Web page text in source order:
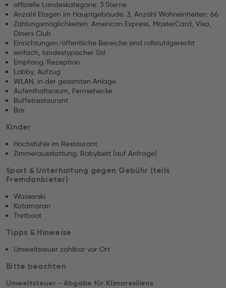
offizielle Landeskategorie: 3 Sterne
Anzahl Etagen im Hauptgebäude: 3, Anzahl Wohneinheiten: 66
Zahlungsmöglichkeiten: American Express, MasterCard, Visa,
Diners Club
Einrichtungen/öffentliche Bereiche sind rollstuhlgerecht
einfach, landestypischer Stil
Empfang/Rezeption
Lobby, Aufzug
WLAN, in der gesamten Anlage
Aufenthaltsraum, Fernsehecke
Buffetrestaurant
Bar
Kinder
Hochstühle im Restaurant
Zimmerausstattung: Babybett (auf Anfrage)
Sport & Unterhaltung gegen Gebühr (teils
Fremdanbieter)
Wasserski
Katamaran
Tretboot
Tipps & Hinweise
Umweltsteuer zahlbar vor Ort
Bitte beachten
Umweltsteuer - Abgabe für Klimaresilienz